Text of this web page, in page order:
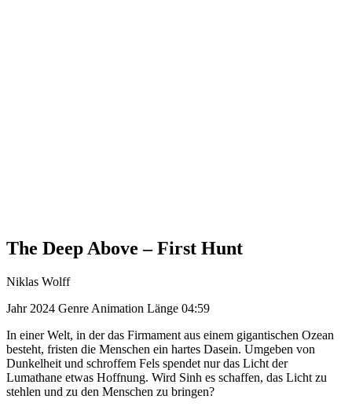
The Deep Above – First Hunt
Niklas Wolff
Jahr2024 Genre Animation Länge 04:59
In einer Welt, in der das Firmament aus einem gigantischen Ozean
besteht, fristen die Menschen ein hartes Dasein. Umgeben von
Dunkelheit und schroffem Fels spendet nur das Licht der
Lumathane etwas Hoffnung. Wird Sinh es schaffen, das Licht zu
stehlen und zu den Menschen zu bringen?